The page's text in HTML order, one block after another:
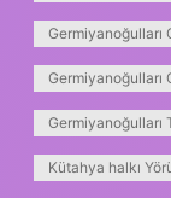
Germiyanoğulları
Germiyanoğulları
Germiyanoğulları
Kütahya halkı